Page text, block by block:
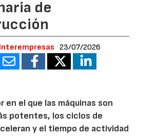
de
23/07/2026
en el que las máquinas son
potentes, los ciclos de
y el tiempo de actividad